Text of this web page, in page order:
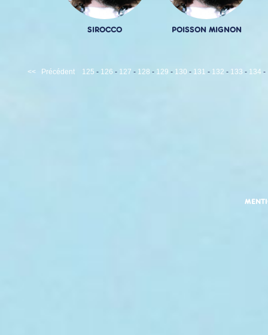
SIROCCO POISSON MIGNON
<< Précédent 125 - 126 - 127 - 128 - 129 - 130 - 131 - 132 - 133 - 134 -